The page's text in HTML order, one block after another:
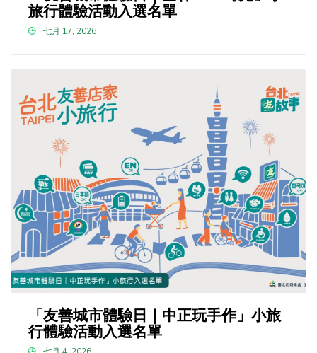
旅行體驗活動入選名單
七月 17, 2026
「友善城市體驗日｜中正玩手作」小旅
行體驗活動入選名單